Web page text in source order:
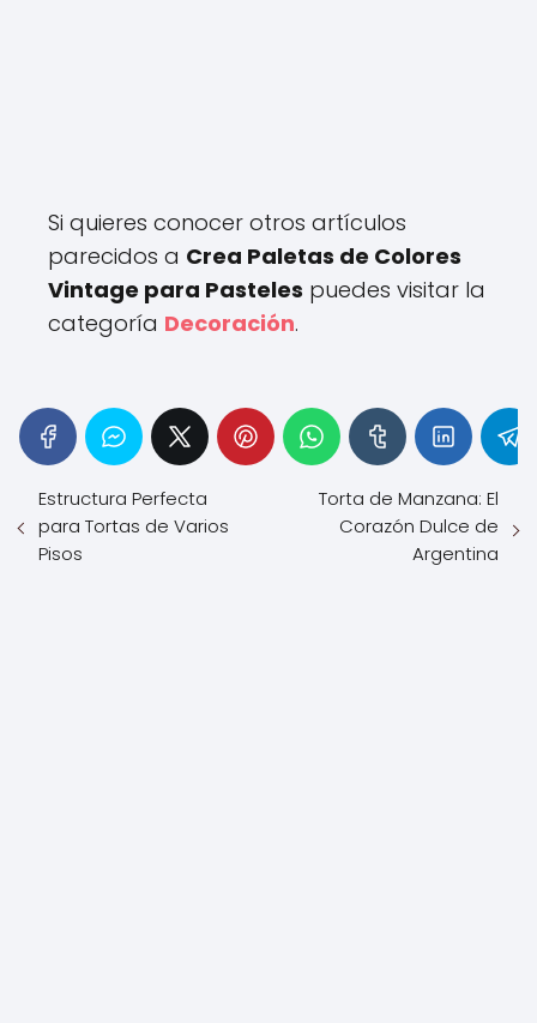
Si quieres conocer otros artículos
parecidos a Crea Paletas de Colores
Vintage para Pasteles puedes visitar la
categoría Decoración.
Estructura Perfecta
para Tortas de Varios
Pisos
Torta de Manzana: El
Corazón Dulce de
Argentina